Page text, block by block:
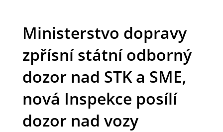
Ministerstvo dopravy
zpřísní státní odborný
dozor nad STK a SME,
nová Inspekce posílí
dozor nad vozy